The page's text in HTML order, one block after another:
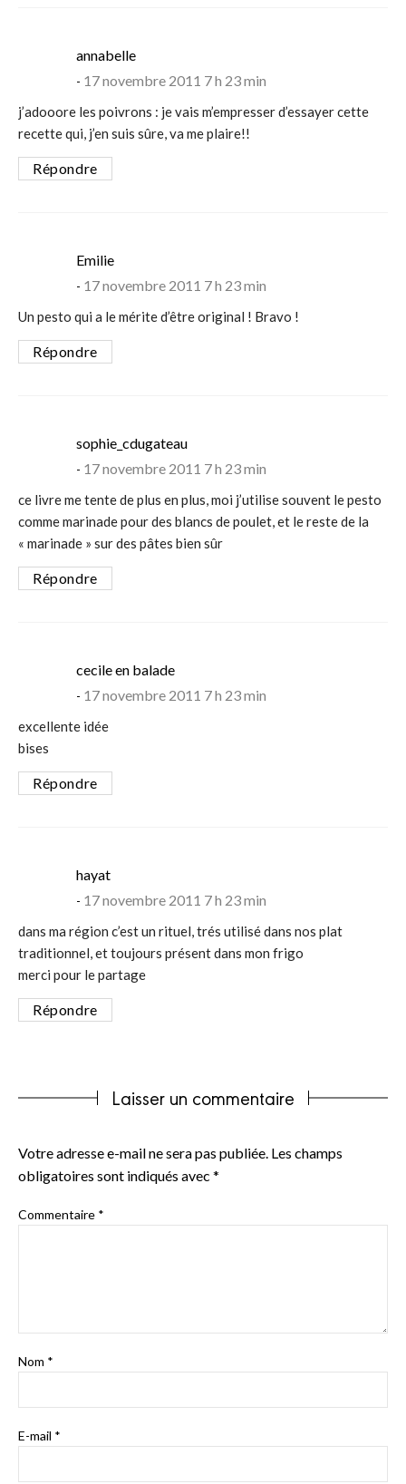
annabellesays:
17 novembre 2011 7 h 23 min
j’adooore les poivrons : je vais m’empresser d’essayer cette
recette qui, j’en suis sûre, va me plaire!!
Répondre
Emiliesays:
17 novembre 2011 7 h 23 min
Un pesto qui a le mérite d’être original ! Bravo !
Répondre
sophie_cdugateausays:
17 novembre 2011 7 h 23 min
ce livre me tente de plus en plus, moi j’utilise souvent le pesto
comme marinade pour des blancs de poulet, et le reste de la
« marinade » sur des pâtes bien sûr
Répondre
cecile en baladesays:
17 novembre 2011 7 h 23 min
excellente idée
bises
Répondre
hayatsays:
17 novembre 2011 7 h 23 min
dans ma région c’est un rituel, trés utilisé dans nos plat
traditionnel, et toujours présent dans mon frigo
merci pour le partage
Répondre
Laisser un commentaire
Votre adresse e-mail ne sera pas publiée. Les champs
obligatoires sont indiqués avec *
Commentaire *
Nom *
E-mail *